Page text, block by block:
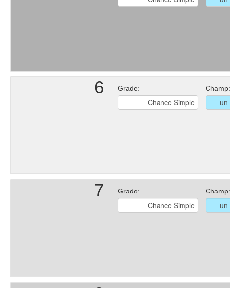
6 Grade: Champ:
7 Grade: Champ: